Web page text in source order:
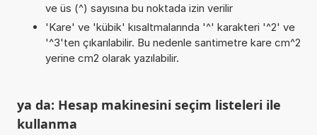
ve üs (^) sayısına bu noktada izin verilir
'Kare' ve 'kübik' kısaltmalarında '^' karakteri '^2' ve
'^3'ten çıkarılabilir. Bu nedenle santimetre kare cm^2
yerine cm2 olarak yazılabilir.
ya da: Hesap makinesini seçim listeleri ile
kullanma